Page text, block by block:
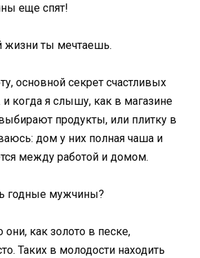
еще спят!
жизни ты мечтаешь.
основной секрет счастливых
когда я слышу, как в магазине
продукты, или плитку в
дом у них полная чаша и
между работой и домом.
годные мужчины?
они, как золото в песке,
Таких в молодости находить